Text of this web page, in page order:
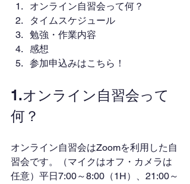
オンライン自習会って何？
タイムスケジュール
勉強・作業内容
感想
参加申込みはこちら！
1.オンライン自習会って
何？
オンライン自習会はZoomを利用した自
習会です。（マイクはオフ・カメラは
任意）平日7:00～8:00（1H）、21:00～